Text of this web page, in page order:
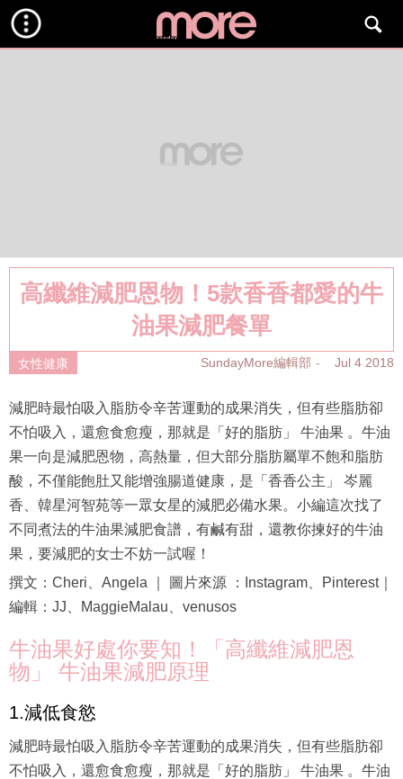
高纖維減肥恩物！5款香香都愛的牛
油果減肥餐單
女性健康 SundayMore編輯部 Jul 4 2018
減肥時最怕吸入脂肪令辛苦運動的成果消失，但有些脂肪卻
不怕吸入，還愈食愈瘦，那就是「好的脂肪」 牛油果 。牛油
果一向是減肥恩物，高熱量，但大部分脂肪屬單不飽和脂肪
酸，不僅能飽肚又能增強腸道健康，是「香香公主」 岑麗
香、韓星河智苑等一眾女星的減肥必備水果。小編這次找了
不同煮法的牛油果減肥食譜，有鹹有甜，還教你揀好的牛油
果，要減肥的女士不妨一試喔！
撰文：Cheri、Angela ｜ 圖片來源 ：Instagram、Pinterest｜
編輯：JJ、MaggieMalau、venusos
牛油果好處你要知！「高纖維減肥恩
物」 牛油果減肥原理
1.減低食慾
減肥時最怕吸入脂肪令辛苦運動的成果消失，但有些脂肪卻
不怕吸入，還愈食愈瘦，那就是「好的脂肪」 牛油果 。牛油